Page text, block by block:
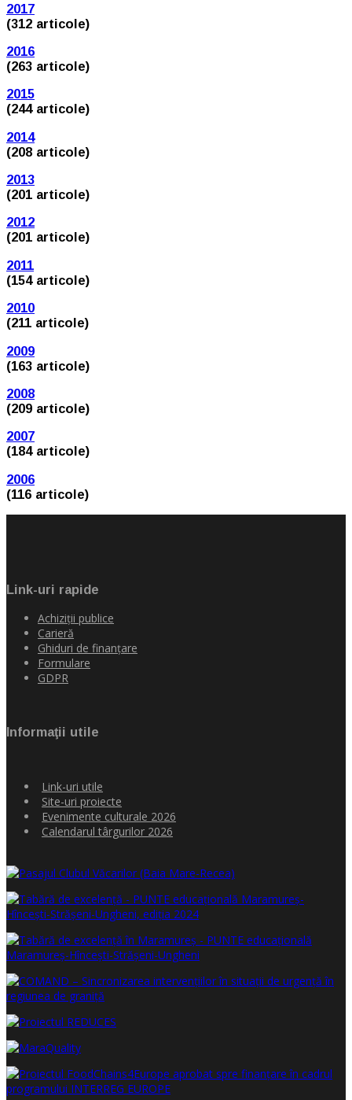
2017
(312 articole)
2016
(263 articole)
2015
(244 articole)
2014
(208 articole)
2013
(201 articole)
2012
(201 articole)
2011
(154 articole)
2010
(211 articole)
2009
(163 articole)
2008
(209 articole)
2007
(184 articole)
2006
(116 articole)
Link-uri rapide
Achiziţii publice
Carieră
Ghiduri de finanţare
Formulare
GDPR
Informaţii utile
Link-uri utile
Site-uri proiecte
Evenimente culturale 2026
Calendarul târgurilor 2026